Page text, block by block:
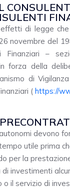
di legge
novembre del
Finanziari –
forza della
di
( https://
devono
utile prima
per la
investimenti
il servizio di